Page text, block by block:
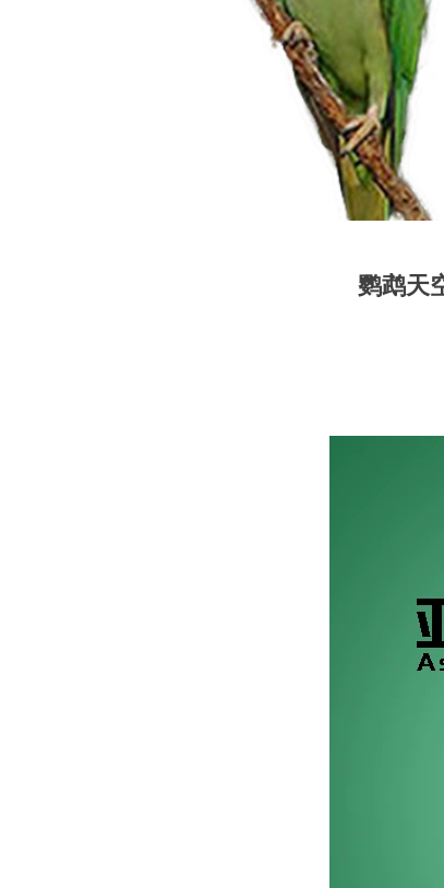
鹦鹉天